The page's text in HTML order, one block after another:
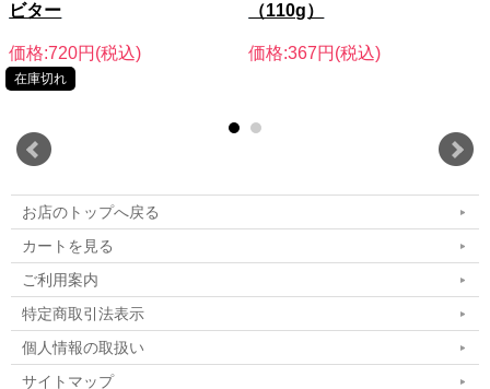
ビター
価格:720円(税込)
在庫切れ
（110g）
価格:367円(税込)
お店のトップへ戻る
カートを見る
ご利用案内
特定商取引法表示
個人情報の取扱い
サイトマップ